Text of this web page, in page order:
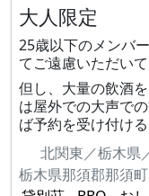
大人限定
25歳以下のメンバ
てご遠慮いただい
但し、大量の飲酒
は屋外での大声で
ば予約を受け付け
北関東／栃木県
栃木県那須郡那須